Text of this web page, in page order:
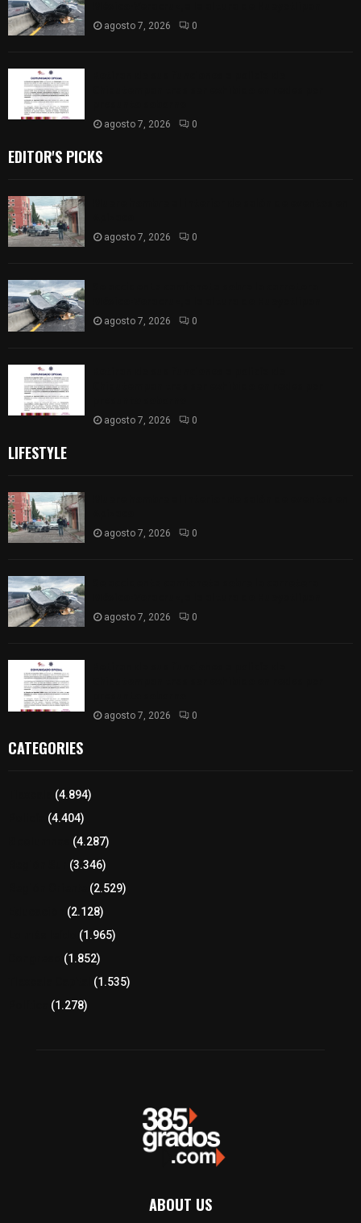
agosto 7, 2026 0
agosto 7, 2026 0
EDITOR'S PICKS
agosto 7, 2026 0
agosto 7, 2026 0
agosto 7, 2026 0
LIFESTYLE
agosto 7, 2026 0
agosto 7, 2026 0
agosto 7, 2026 0
CATEGORIES
(4.894)
(4.404)
(4.287)
(3.346)
(2.529)
(2.128)
(1.965)
(1.852)
(1.535)
(1.278)
ABOUT US